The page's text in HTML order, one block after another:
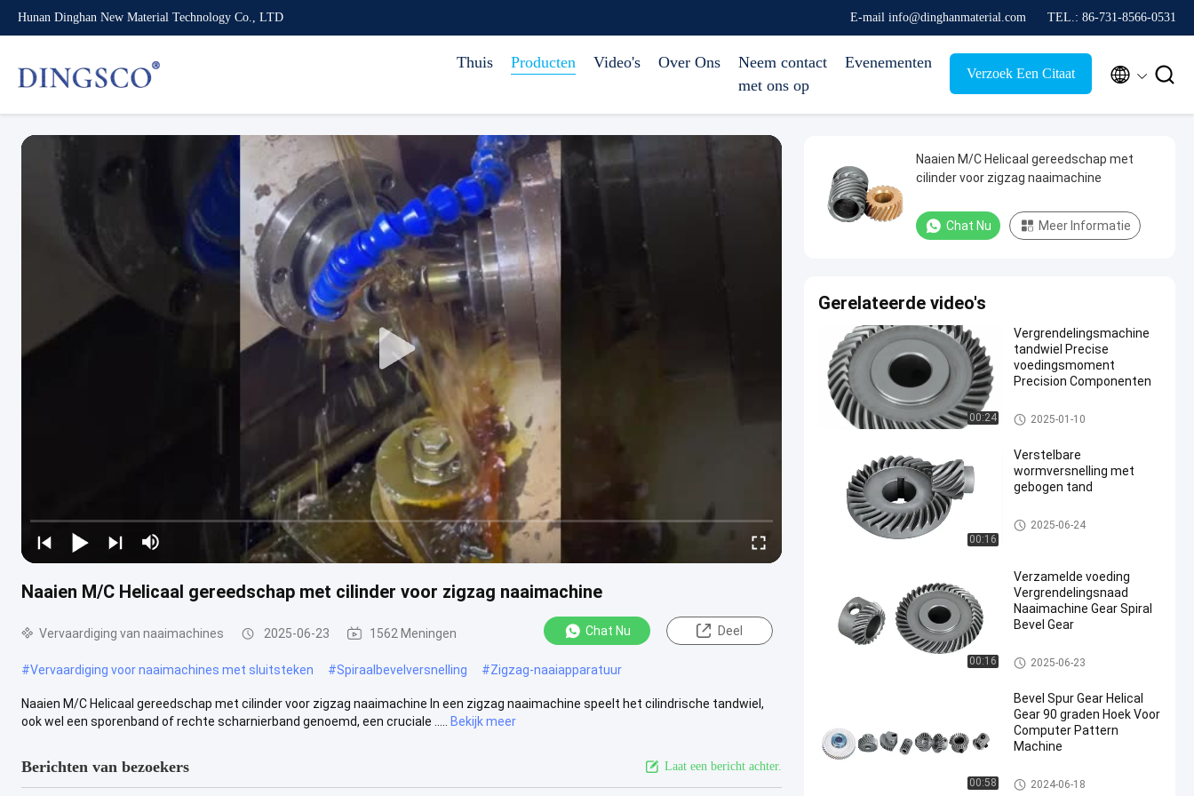
Hunan Dinghan New Material Technology Co., LTD E-mail info@dinghanmaterial.com TEL.: 86-731-8566-0531
Thuis Producten Video's Over Ons
Neem contact
met ons op
Evenementen
Verzoek Een Citaat  
Naaien M/C Helicaal gereedschap met cilinder voor zigzag naaimachine
Vervaardiging van naaimachines 2025-06-23 1562 Meningen Chat Nu Deel
#Vervaardiging voor naaimachines met sluitsteken #Spiraalbevelversnelling #Zigzag-naaiapparatuur
Naaien M/C Helicaal gereedschap met cilinder voor zigzag naaimachine In een zigzag naaimachine speelt het cilindrische tandwiel,
ook wel een sporenband of rechte scharnierband genoemd, een cruciale .....
Bekijk meer
Berichten van bezoekers Laat een bericht achter.
Naaien M/C Helicaal gereedschap met
cilinder voor zigzag naaimachine
Chat Nu Meer Informatie
Gerelateerde video's
00:24
Vergrendelingsmachine
tandwiel Precise
voedingsmoment
Precision Componenten
Vervaardiging van naaimachi
nes
2025-01-10
00:16
Verstelbare
wormversnelling met
gebogen tand
Vervaardiging van elektrisch g
ereedschap
2025-06-24
00:16
Verzamelde voeding
Vergrendelingsnaad
Naaimachine Gear Spiral
Bevel Gear
Vervaardiging van naaimachi
nes
2025-06-23
00:58
Bevel Spur Gear Helical
Gear 90 graden Hoek Voor
Computer Pattern
Machine
Vervaardiging van naaimachi
nes
2024-06-18